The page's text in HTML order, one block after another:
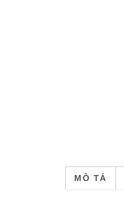
MÔ TẢ